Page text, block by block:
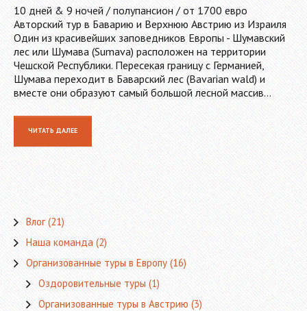
10 дней & 9 ночей / полупансион / от 1700 евро
Авторский тур в Баварию и Верхнюю Австрию из Израиля
Один из красивейших заповедников Европы - Шумавский
лес или Шумава (Sumava) расположен на территории
Чешской Республики. Пересекая границу с Германией,
Шумава переходит в Баварский лес (Bavarian wald) и
вместе они образуют самый большой лесной массив…
ЧИТАТЬ ДАЛЕЕ
Влог(21)
Наша команда(2)
Организованные туры в Европу(16)
Оздоровительные туры(1)
Организованные туры в Австрию(3)